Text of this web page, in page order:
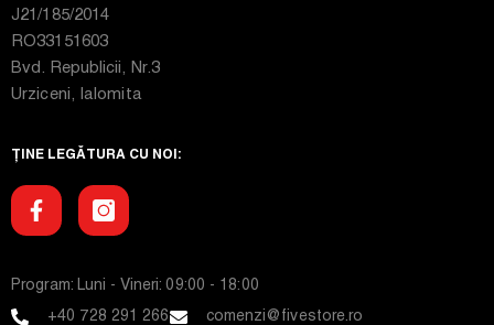
J21/185/2014
RO33151603
Bvd. Republicii, Nr.3
Urziceni, Ialomita
ȚINE LEGĂTURA CU NOI:
Program: Luni - Vineri: 09:00 - 18:00
+40 728 291 266 comenzi@fivestore.ro